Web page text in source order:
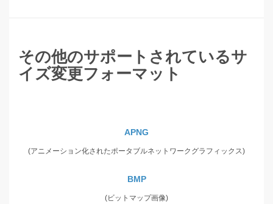
その他のサポートされているサ
イズ変更フォーマット
APNG
(アニメーション化されたポータブルネットワークグラフィックス)
BMP
(ビットマップ画像)